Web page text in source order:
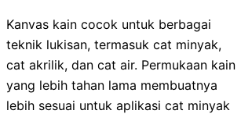
Kanvas kain cocok untuk berbagai
teknik lukisan, termasuk cat minyak,
cat akrilik, dan cat air. Permukaan kain
yang lebih tahan lama membuatnya
lebih sesuai untuk aplikasi cat minyak